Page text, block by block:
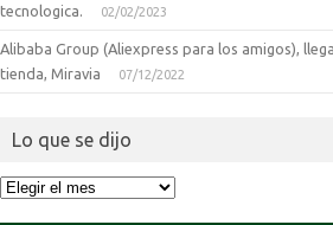
tecnologica.
02/02/2023
Alibaba Group (Aliexpress para los amigos),
tienda, Miravia
07/12/2022
Lo que se dijo
Lo